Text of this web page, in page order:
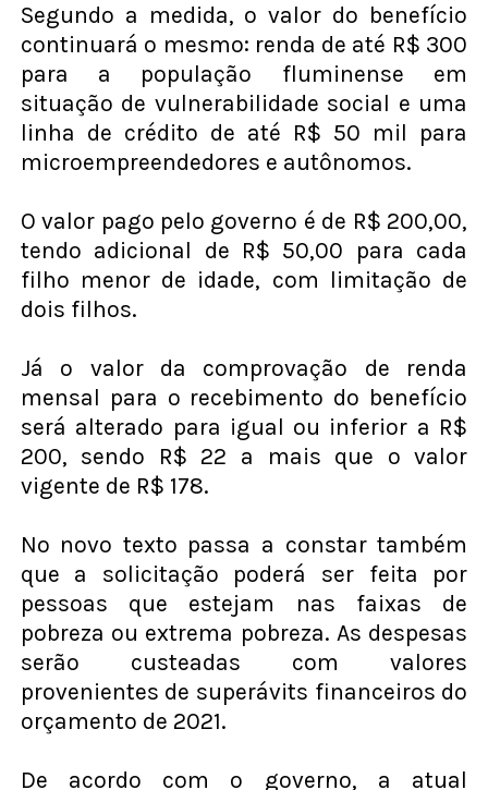
Segundo a medida, o valor do benefício
continuará o mesmo: renda de até R$ 300
para a população fluminense em
situação de vulnerabilidade social e uma
linha de crédito de até R$ 50 mil para
microempreendedores e autônomos.
O valor pago pelo governo é de R$ 200,00,
tendo adicional de R$ 50,00 para cada
filho menor de idade, com limitação de
dois filhos.
Já o valor da comprovação de renda
mensal para o recebimento do benefício
será alterado para igual ou inferior a R$
200, sendo R$ 22 a mais que o valor
vigente de R$ 178.
No novo texto passa a constar também
que a solicitação poderá ser feita por
pessoas que estejam nas faixas de
pobreza ou extrema pobreza. As despesas
serão custeadas com valores
provenientes de superávits financeiros do
orçamento de 2021.
De acordo com o governo, a atual